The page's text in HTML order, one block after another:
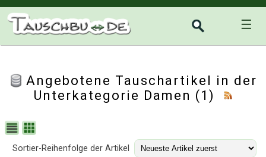
☰
Angebotene Tauschartikel in der
Unterkategorie Damen (1)
Sortier-Reihenfolge der Artikel